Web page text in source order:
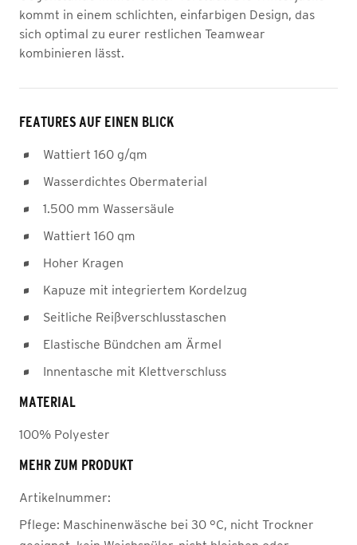
kommt in einem schlichten, einfarbigen Design, das
sich optimal zu eurer restlichen Teamwear
kombinieren lässt.
FEATURES AUF EINEN BLICK
Wattiert 160 g/qm
Wasserdichtes Obermaterial
1.500 mm Wassersäule
Wattiert 160 qm
Hoher Kragen
Kapuze mit integriertem Kordelzug
Seitliche Reißverschlusstaschen
Elastische Bündchen am Ärmel
Innentasche mit Klettverschluss
MATERIAL
100% Polyester
MEHR ZUM PRODUKT
Artikelnummer:
Pflege: Maschinenwäsche bei 30 °C, nicht Trockner